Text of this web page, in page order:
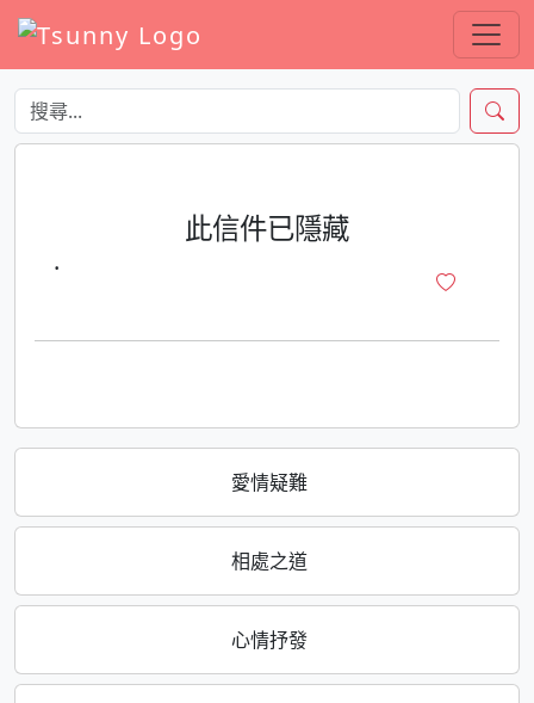
愛情疑難
相處之道
心情抒發
此信件已隱藏
·